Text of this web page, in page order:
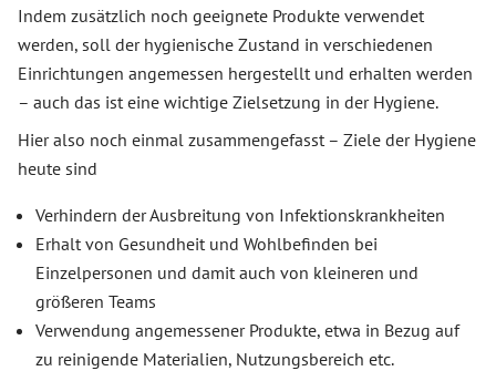
Indem zusätzlich noch geeignete Produkte verwendet
werden, soll der hygienische Zustand in verschiedenen
Einrichtungen angemessen hergestellt und erhalten werden
– auch das ist eine wichtige Zielsetzung in der Hygiene.
Hier also noch einmal zusammengefasst – Ziele der Hygiene
heute sind
Verhindern der Ausbreitung von Infektionskrankheiten
Erhalt von Gesundheit und Wohlbefinden bei
Einzelpersonen und damit auch von kleineren und
größeren Teams
Verwendung angemessener Produkte, etwa in Bezug auf
zu reinigende Materialien, Nutzungsbereich etc.